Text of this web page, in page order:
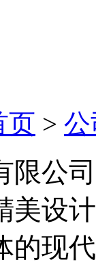
页 >
限公
美设
的现